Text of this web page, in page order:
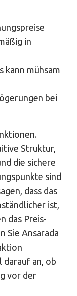
in
kann mühsam
bei
Struktur,
die sichere
sind
dass das
ist,
das Preis-
Sie Ansarada
darauf an, ob
vor der